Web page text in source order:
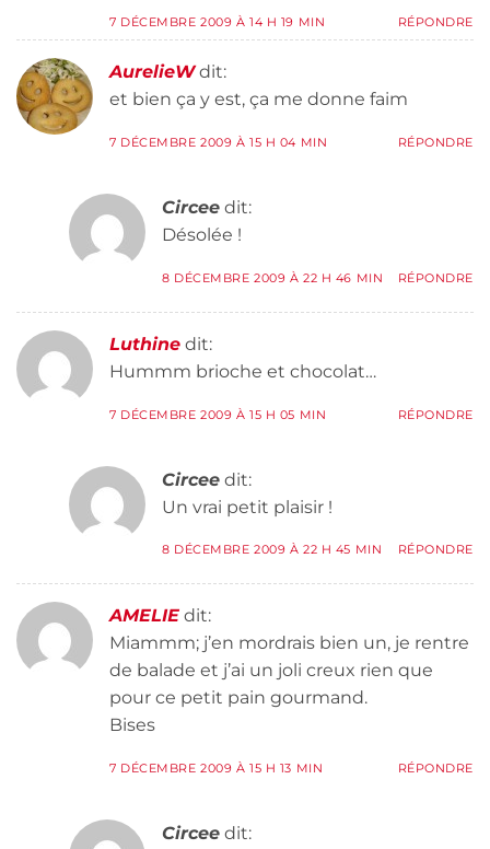
7 DÉCEMBRE 2009 À 14 H 19 MIN RÉPONDRE
AurelieW dit:
et bien ça y est, ça me donne faim
7 DÉCEMBRE 2009 À 15 H 04 MIN RÉPONDRE
Circee dit:
Désolée !
8 DÉCEMBRE 2009 À 22 H 46 MIN RÉPONDRE
Luthine dit:
Hummm brioche et chocolat…
7 DÉCEMBRE 2009 À 15 H 05 MIN RÉPONDRE
Circee dit:
Un vrai petit plaisir !
8 DÉCEMBRE 2009 À 22 H 45 MIN RÉPONDRE
AMELIE dit:
Miammm; j’en mordrais bien un, je rentre
de balade et j’ai un joli creux rien que
pour ce petit pain gourmand.
Bises
7 DÉCEMBRE 2009 À 15 H 13 MIN RÉPONDRE
Circee dit: